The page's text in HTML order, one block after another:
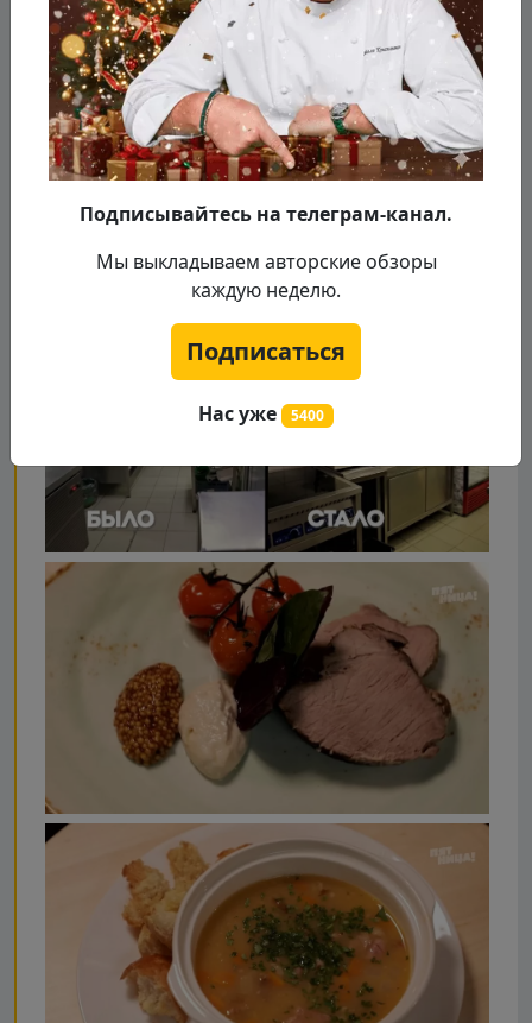
Подписывайтесь на телеграм-канал.
Мы выкладываем авторские обзоры
каждую неделю.
Подписаться
Нас уже 5400